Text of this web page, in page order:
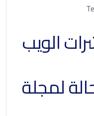
الويب
لمجلة